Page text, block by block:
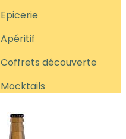
Epicerie
Apéritif
Coffrets découverte
Mocktails